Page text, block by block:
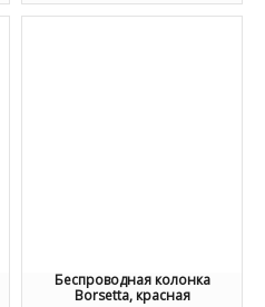
Беспроводная колонка
Borsetta, красная